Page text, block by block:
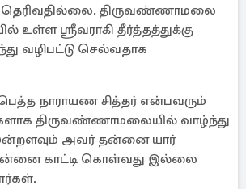
தெரிவதில்லை. திருவண்ணாமலை
உள்ள ஸ்ரீவராகி தீர்த்தத்துக்கு
வழிபட்டு செல்வதாக
நாராயண சித்தர் என்பவரும்
திருவண்ணாமலையில் வாழ்ந்து
அவர் தன்னை யார்
காட்டி கொள்வது இல்லை